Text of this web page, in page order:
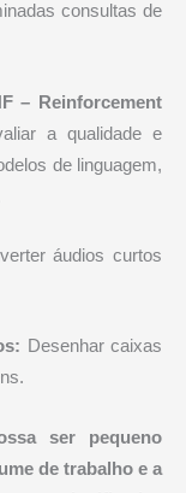
consultas de
– Reinforcement
a qualidade e
de linguagem,
áudios curtos
Desenhar caixas
ser pequeno
de trabalho e a